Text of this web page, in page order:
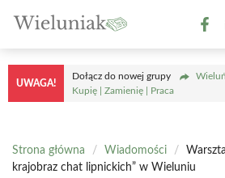
treści
UWAGA!
Dołącz do nowej grupy
Kupię | Zamienię | Praca
Strona główna / Wiadomości /
krajobraz chat lipnickich” w Wieluniu